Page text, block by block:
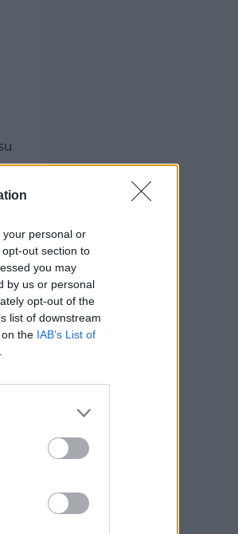
personal or
out section to
you may
by us or personal
opt-out of the
list of downstream
the IAB’s List of
e